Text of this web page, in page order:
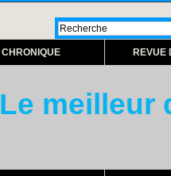
CHRONIQUE REVUE
Le meilleur